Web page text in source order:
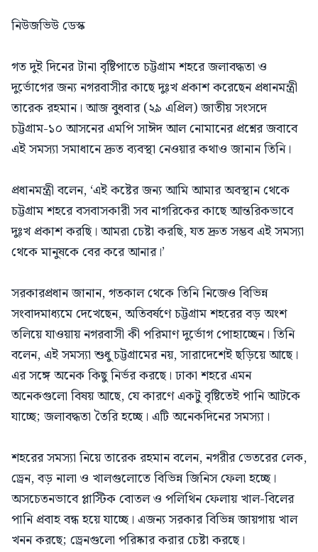
নিউজভিউ ডেস্ক
গত দুই দিনের টানা বৃষ্টিপাতে চট্টগ্রাম শহরে জলাবদ্ধতা ও
দুর্ভোগের জন্য নগরবাসীর কাছে দুঃখ প্রকাশ করেছেন প্রধানমন্ত্রী
তারেক রহমান। আজ বুধবার (২৯ এপ্রিল) জাতীয় সংসদে
চট্টগ্রাম-১০ আসনের এমপি সাঈদ আল নোমানের প্রশ্নের জবাবে
এই সমস্যা সমাধানে দ্রুত ব্যবস্থা নেওয়ার কথাও জানান তিনি।
প্রধানমন্ত্রী বলেন, ‘এই কষ্টের জন্য আমি আমার অবস্থান থেকে
চট্টগ্রাম শহরে বসবাসকারী সব নাগরিকের কাছে আন্তরিকভাবে
দুঃখ প্রকাশ করছি। আমরা চেষ্টা করছি, যত দ্রুত সম্ভব এই সমস্যা
থেকে মানুষকে বের করে আনার।’
সরকারপ্রধান জানান, গতকাল থেকে তিনি নিজেও বিভিন্ন
সংবাদমাধ্যমে দেখেছেন, অতিবর্ষণে চট্টগ্রাম শহরের বড় অংশ
তলিয়ে যাওয়ায় নগরবাসী কী পরিমাণ দুর্ভোগ পোহাচ্ছেন। তিনি
বলেন, এই সমস্যা শুধু চট্টগ্রামের নয়, সারাদেশেই ছড়িয়ে আছে।
এর সঙ্গে অনেক কিছু নির্ভর করছে। ঢাকা শহরে এমন
অনেকগুলো বিষয় আছে, যে কারণে একটু বৃষ্টিতেই পানি আটকে
যাচ্ছে; জলাবদ্ধতা তৈরি হচ্ছে। এটি অনেকদিনের সমস্যা।
শহরের সমস্যা নিয়ে তারেক রহমান বলেন, নগরীর ভেতরের লেক,
ড্রেন, বড় নালা ও খালগুলোতে বিভিন্ন জিনিস ফেলা হচ্ছে।
অসচেতনভাবে প্লাস্টিক বোতল ও পলিথিন ফেলায় খাল-বিলের
পানি প্রবাহ বন্ধ হয়ে যাচ্ছে। এজন্য সরকার বিভিন্ন জায়গায় খাল
খনন করছে; ড্রেনগুলো পরিষ্কার করার চেষ্টা করছে।